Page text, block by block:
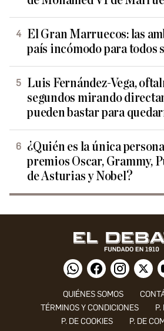
El Gran Marruecos: las
país incómodo para todos
Luis Fernández-Vega,
segundos mirando
pueden bastar para
¿Quién es la única
premios Oscar, Grammy,
de Asturias y Nobel?
QUIÉNES SOMOS
TÉRMINOS Y CONDICIONES
P.
P. DE COOKIES
P. DE